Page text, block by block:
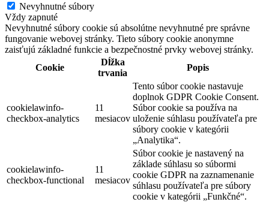
Nevyhnutné súbory
Vždy zapnuté
Nevyhnutné súbory cookie sú absolútne nevyhnutné pre správne
fungovanie webovej stránky. Tieto súbory cookie anonymne
zaisťujú základné funkcie a bezpečnostné prvky webovej stránky.
Cookie
Dĺžka
trvania
Popis
cookielawinfo-
checkbox-analytics
11
mesiacov
Tento súbor cookie nastavuje
doplnok GDPR Cookie Consent.
Súbor cookie sa používa na
uloženie súhlasu používateľa pre
súbory cookie v kategórii
„Analytika“.
cookielawinfo-
checkbox-functional
11
mesiacov
Súbor cookie je nastavený na
základe súhlasu so súbormi
cookie GDPR na zaznamenanie
súhlasu používateľa pre súbory
cookie v kategórii „Funkčné“.